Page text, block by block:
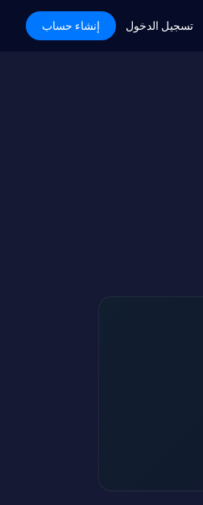
Academy
تسجيل الدخول إنشاء حساب